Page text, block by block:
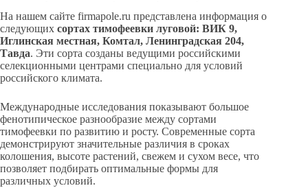
На нашем сайте firmapole.ru представлена информация о
следующих сортах тимофеевки луговой: ВИК 9,
Иглинская местная, Комтал, Ленинградская 204,
Тавда. Эти сорта созданы ведущими российскими
селекционными центрами специально для условий
российского климата.
Международные исследования показывают большое
фенотипическое разнообразие между сортами
тимофеевки по развитию и росту. Современные сорта
демонстрируют значительные различия в сроках
колошения, высоте растений, свежем и сухом весе, что
позволяет подбирать оптимальные формы для
различных условий.